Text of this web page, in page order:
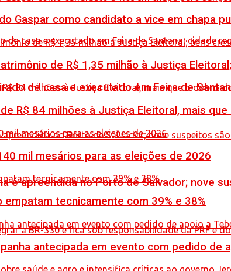
de casa e executado em Feira de
é apreendida no Porto de Salvador; nove
Gaspar como candidato a vice em chapa
de R$ 1,35 milhão à Justiça
R$ 84 milhões à Justiça Eleitoral, mais
mil mesários para as eleições de 2026
tecnicamente com 39% e 38%
antecipada em evento com pedido de